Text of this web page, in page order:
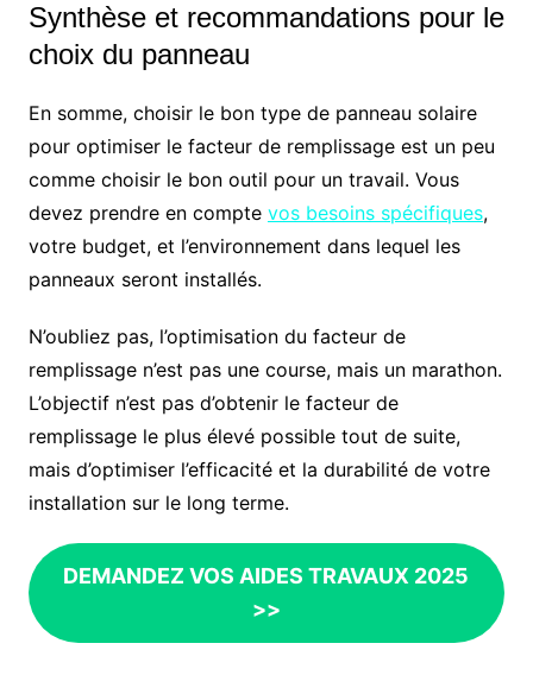
Synthèse et recommandations pour le
choix du panneau
En somme, choisir le bon type de panneau solaire
pour optimiser le facteur de remplissage est un peu
comme choisir le bon outil pour un travail. Vous
devez prendre en compte vos besoins spécifiques,
votre budget, et l’environnement dans lequel les
panneaux seront installés.
N’oubliez pas, l’optimisation du facteur de
remplissage n’est pas une course, mais un marathon.
L’objectif n’est pas d’obtenir le facteur de
remplissage le plus élevé possible tout de suite,
mais d’optimiser l’efficacité et la durabilité de votre
installation sur le long terme.
DEMANDEZ VOS AIDES TRAVAUX 2025
>>